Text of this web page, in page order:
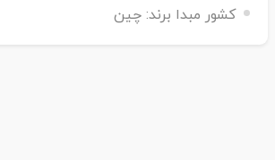
کشور مبدا برند: چین